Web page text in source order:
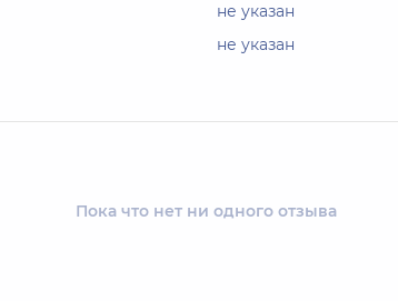
не указан
не указан
Пока что нет ни одного отзыва